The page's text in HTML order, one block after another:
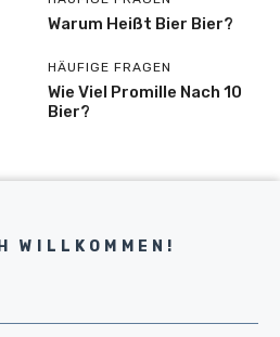
Warum Heißt Bier Bier?
HÄUFIGE FRAGEN
Wie Viel Promille Nach 10
Bier?
WILLKOMMEN!